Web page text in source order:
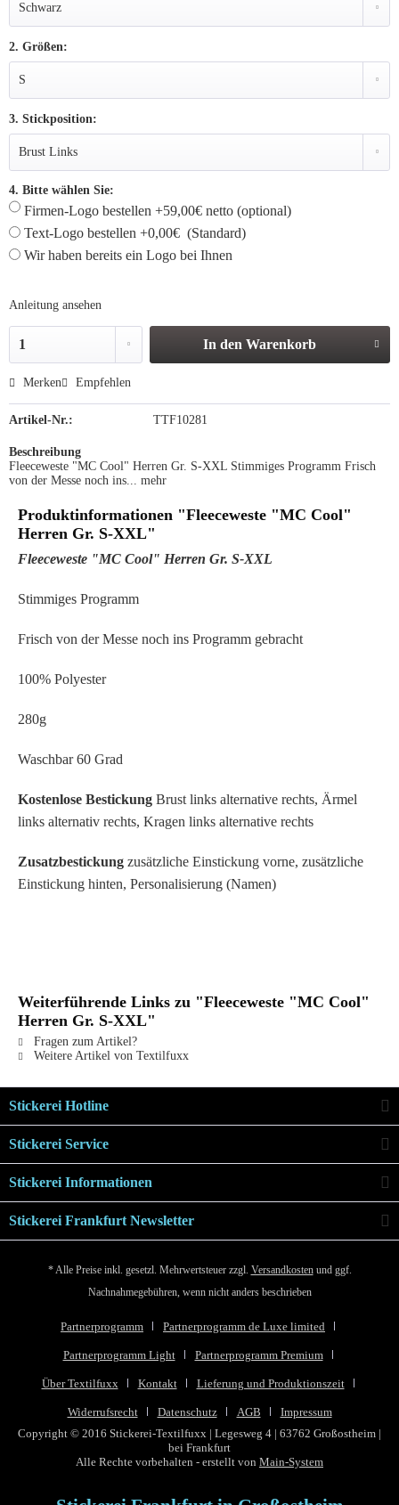
2. Größen:
3. Stickposition:
4. Bitte wählen Sie:
Firmen-Logo bestellen +59,00€ netto (optional)
Text-Logo bestellen +0,00€ (Standard)
Wir haben bereits ein Logo bei Ihnen
Anleitung ansehen
In den Warenkorb
Merken Empfehlen
Artikel-Nr.: TTF10281
Beschreibung
Fleeceweste "MC Cool" Herren Gr. S-XXL Stimmiges Programm Frisch
von der Messe noch ins... mehr
Produktinformationen "Fleeceweste "MC Cool"
Herren Gr. S-XXL"
Fleeceweste "MC Cool" Herren Gr. S-XXL
Stimmiges Programm
Frisch von der Messe noch ins Programm gebracht
100% Polyester
280g
Waschbar 60 Grad
Kostenlose Bestickung Brust links alternative rechts, Ärmel
links alternativ rechts, Kragen links alternative rechts
Zusatzbestickung zusätzliche Einstickung vorne, zusätzliche
Einstickung hinten, Personalisierung (Namen)
Weiterführende Links zu "Fleeceweste "MC Cool"
Herren Gr. S-XXL"
Fragen zum Artikel?
Weitere Artikel von Textilfuxx
Stickerei Hotline
Stickerei Service
Stickerei Informationen
Stickerei Frankfurt Newsletter
* Alle Preise inkl. gesetzl. Mehrwertsteuer zzgl. Versandkostenund ggf.
Nachnahmegebühren, wenn nicht anders beschrieben
Partnerprogramm Partnerprogramm de Luxe limited
Partnerprogramm Light Partnerprogramm Premium
Über Textilfuxx Kontakt Lieferung und Produktionszeit
Widerrufsrecht Datenschutz AGB
Impressum
Copyright © 2016 Stickerei-Textilfuxx | Legesweg 4 | 63762 Großostheim |
bei Frankfurt
Alle Rechte vorbehalten - erstellt von Main-System